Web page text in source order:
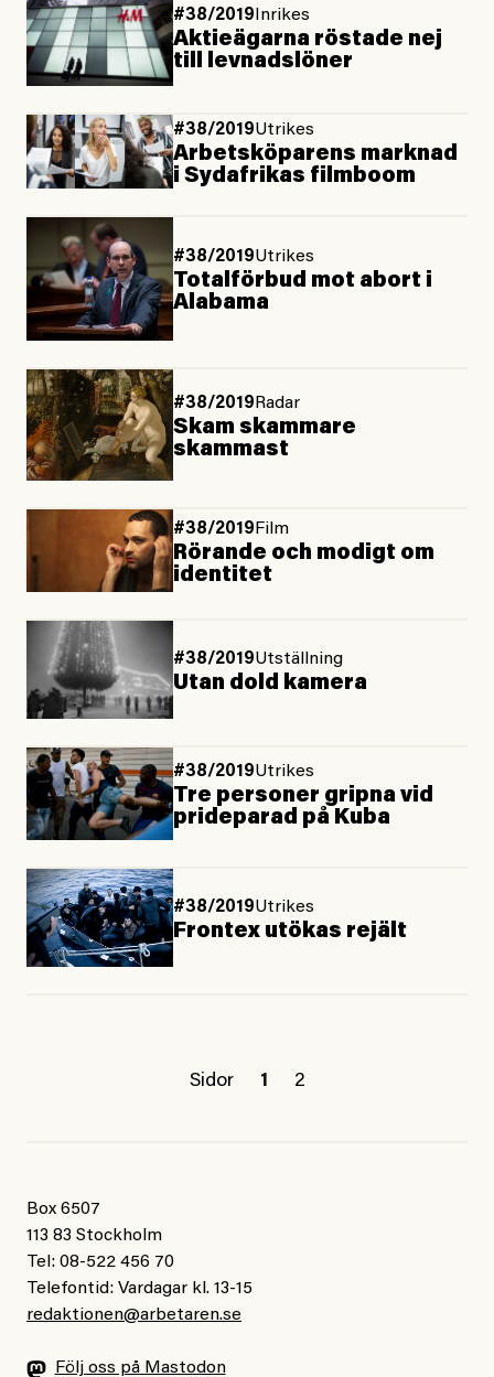
#38/2019 Inrikes
Aktieägarna röstade nej
till levnadslöner
#38/2019Utrikes
Arbetsköparens marknad
i Sydafrikas filmboom
#38/2019Utrikes
Totalförbud mot abort i
Alabama
#38/2019 Radar
Skam skammare
skammast
#38/2019 Film
Rörande och modigt om
identitet
#38/2019Utställning
Utan dold kamera
#38/2019Utrikes
Tre personer gripna vid
prideparad på Kuba
#38/2019Utrikes
Frontex utökas rejält
Sidor 1 2
Box 6507
113 83 Stockholm
Tel: 08-522 456 70
Telefontid: Vardagar kl. 13-15
redaktionen@arbetaren.se
Följ oss på Mastodon